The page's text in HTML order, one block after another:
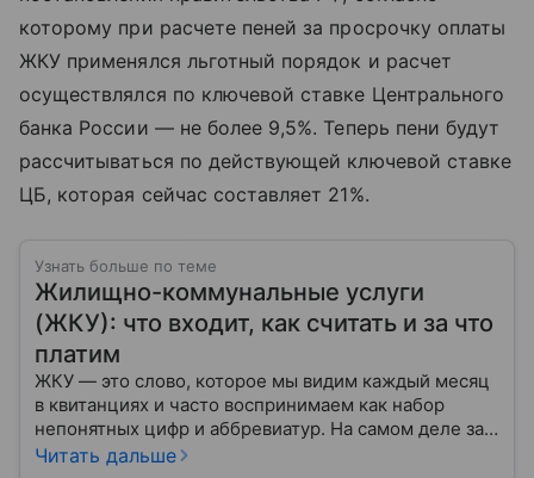
которому при расчете пеней за просрочку оплаты
ЖКУ применялся льготный порядок и расчет
осуществлялся по ключевой ставке Центрального
банка России — не более 9,5%. Теперь пени будут
рассчитываться по действующей ключевой ставке
ЦБ, которая сейчас составляет 21%.
Узнать больше по теме
Жилищно-коммунальные услуги
(ЖКУ): что входит, как считать и за что
платим
ЖКУ — это слово, которое мы видим каждый месяц
в квитанциях и часто воспринимаем как набор
непонятных цифр и аббревиатур. На самом деле за
ним скрывается целая система: от уборки подъезда
Читать дальше